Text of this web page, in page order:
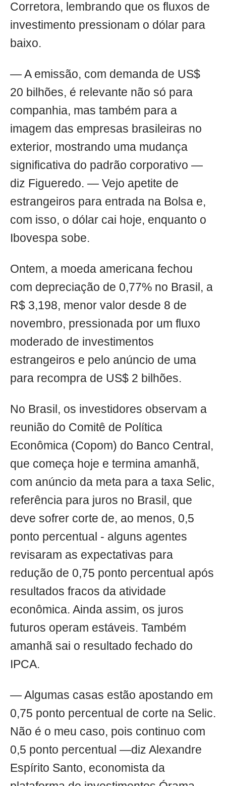
Corretora, lembrando que os fluxos de
investimento pressionam o dólar para
baixo.
— A emissão, com demanda de US$
20 bilhões, é relevante não só para
companhia, mas também para a
imagem das empresas brasileiras no
exterior, mostrando uma mudança
significativa do padrão corporativo —
diz Figueredo. — Vejo apetite de
estrangeiros para entrada na Bolsa e,
com isso, o dólar cai hoje, enquanto o
Ibovespa sobe.
Ontem, a moeda americana fechou
com depreciação de 0,77% no Brasil, a
R$ 3,198, menor valor desde 8 de
novembro, pressionada por um fluxo
moderado de investimentos
estrangeiros e pelo anúncio de uma
para recompra de US$ 2 bilhões.
No Brasil, os investidores observam a
reunião do Comitê de Política
Econômica (Copom) do Banco Central,
que começa hoje e termina amanhã,
com anúncio da meta para a taxa Selic,
referência para juros no Brasil, que
deve sofrer corte de, ao menos, 0,5
ponto percentual - alguns agentes
revisaram as expectativas para
redução de 0,75 ponto percentual após
resultados fracos da atividade
econômica. Ainda assim, os juros
futuros operam estáveis. Também
amanhã sai o resultado fechado do
IPCA.
— Algumas casas estão apostando em
0,75 ponto percentual de corte na Selic.
Não é o meu caso, pois continuo com
0,5 ponto percentual —diz Alexandre
Espírito Santo, economista da